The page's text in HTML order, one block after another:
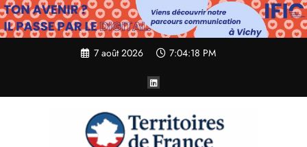
Aller
au
contenu
7 août 2026 7:04:19 PM